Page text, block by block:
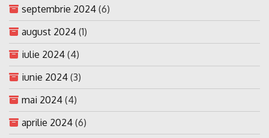
septembrie 2024 (6)
august 2024 (1)
iulie 2024 (4)
iunie 2024 (3)
mai 2024 (4)
aprilie 2024 (6)